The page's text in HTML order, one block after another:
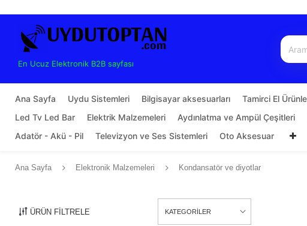
En Ucuz Elektronik B2B sayfası
Ana Sayfa Uydu Sistemleri Bilgisayar aksesuarları Tamirci El
Led Tv Led Bar
Elektrik Malzemeleri Aydınlatma ve Ampül Çeşitleri
Adatör - Akü - Pil
Televizyon ve Ses Sistemleri Oto Aksesuar
Ana Sayfa Elektronik Malzemeleri Kondansatör ve diyotlar
ÜRÜN FİLTRELE KATEGORİLER